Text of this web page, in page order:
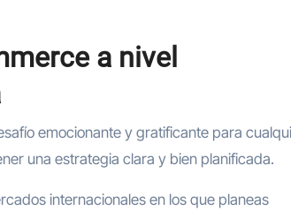
a nivel
una estrategia clara y bien planificada.
internacionales en los que planeas